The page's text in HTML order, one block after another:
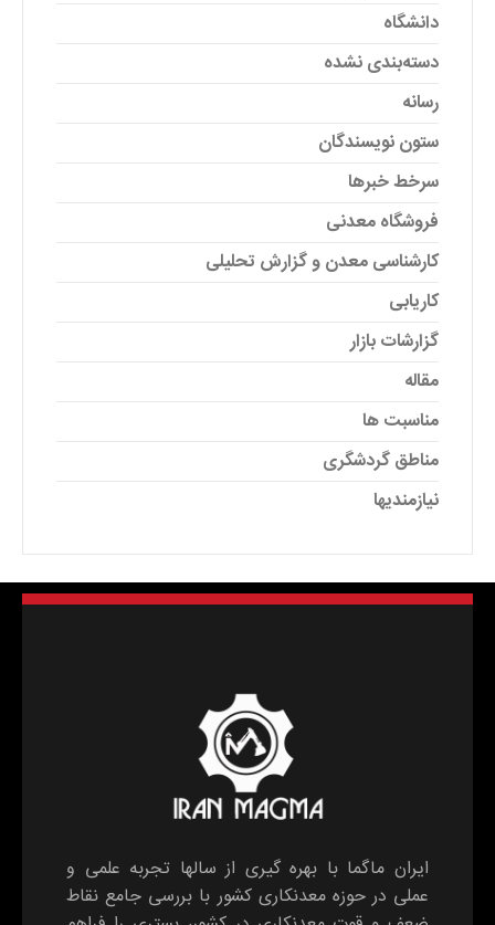
دانشگاه
دسته‌بندی نشده
رسانه
ستون نویسندگان
سرخط خبرها
فروشگاه معدنی
کارشناسی معدن و گزارش تحلیلی
کاریابی
گزارشات بازار
مقاله
مناسبت ها
مناطق گردشگری
نیازمندیها
ایران ماگما با بهره گیری از سالها تجربه علمی و
عملی در حوزه معدنکاری کشور با بررسی جامع نقاط